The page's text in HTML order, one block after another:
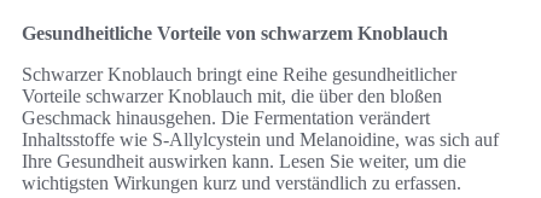
Gesundheitliche Vorteile von schwarzem Knoblauch
Schwarzer Knoblauch bringt eine Reihe gesundheitlicher
Vorteile schwarzer Knoblauch mit, die über den bloßen
Geschmack hinausgehen. Die Fermentation verändert
Inhaltsstoffe wie S‑Allylcystein und Melanoidine, was sich auf
Ihre Gesundheit auswirken kann. Lesen Sie weiter, um die
wichtigsten Wirkungen kurz und verständlich zu erfassen.